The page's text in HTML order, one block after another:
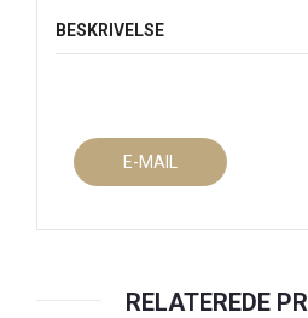
BESKRIVELSE
E-MAIL
RELATEREDE